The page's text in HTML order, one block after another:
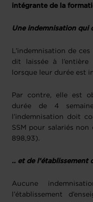
intégrante de la
Une indemnisation qui
L’indemnisation de
dit laissée à
lorsque leur durée est
Par contre, elle est
durée de 4
l’indemnisation doit
SSM pour salariés non
898,93).
.. et de l’établissement
Aucune
l’établissement